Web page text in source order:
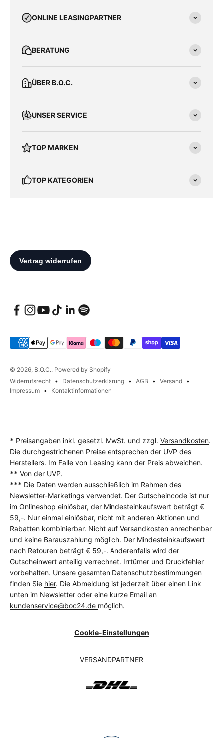
ONLINE LEASINGPARTNER
BERATUNG
ÜBER B.O.C.
UNSER SERVICE
TOP MARKEN
TOP KATEGORIEN
© 2026, B.O.C.. Powered by Shopify
Widerrufsrecht
Datenschutzerklärung AGB
Versand
Impressum
Kontaktinformationen
* Preisangaben inkl. gesetzl. MwSt. und zzgl. Versandkosten.
Die durchgestrichenen Preise entsprechen der UVP des
Herstellers. Im Falle von Leasing kann der Preis abweichen.
** Von der UVP.
*** Die Daten werden ausschließlich im Rahmen des
Newsletter-Marketings verwendet. Der Gutscheincode ist nur
im Onlineshop einlösbar, der Mindesteinkaufswert beträgt €
59,-. Nur einmal einlösbar, nicht mit anderen Aktionen und
Rabatten kombinierbar. Nicht auf Versandkosten anrechenbar
und keine Barauszahlung möglich. Der Mindesteinkaufswert
nach Retouren beträgt € 59,-. Anderenfalls wird der
Gutscheinwert anteilig verrechnet. Irrtümer und Druckfehler
vorbehalten. Unsere gesamten Datenschutzbestimmungen
finden Sie hier. Die Abmeldung ist jederzeit über einen Link
unten im Newsletter oder eine kurze Email an
kundenservice@boc24.de möglich.
Cookie-Einstellungen
VERSANDPARTNER